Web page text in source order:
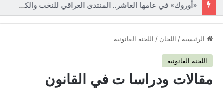
«أوروك» في عامها العاشر.. المنتدى العراقي للنخب والكفاءات يصدر عددًا جديدًا ببحوث علمية تعالج قضايا الاقتصاد والطاقة
الرئيسية / اللجان / اللجنة القانونية
اللجنة القانونية
مقالات ودراسا ت في القانون